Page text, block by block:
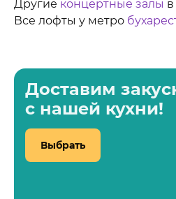
Другие концертные залы
Все лофты у метро
Доставим
с нашей кухни!
Выбрать